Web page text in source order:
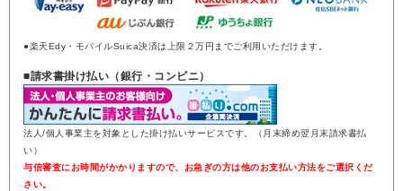
●楽天Edy・モバイルSuica決済は上限２万円までご利用いただけます。
■請求書掛け払い（銀行・コンビニ）
法人/個人事業主を対象とした掛け払いサービスです。（月末締め翌月末請求書払
い）
与信審査にお時間がかかりますので、お急ぎの方は他のお支払い方法をご選択くだ
さい。